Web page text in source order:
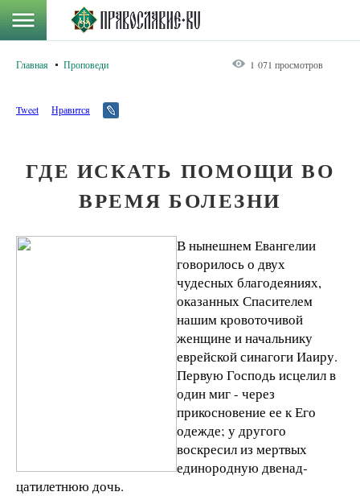
Главная Проповеди 1 071 просмотров
Tweet Нравится
ГДЕ ИСКАТЬ ПОМОЩИ ВО
ВРЕМЯ БОЛЕЗНИ
В нынешнем Евангелии
говорилось о двух
чудесных благо­деяниях,
оказанных Спасителем
нашим кровоточивой
женщине и начальнику
еврейской синагоги Иаиру.
Первую Господь исцелил в
один миг - через
прикосновение ее к Его
одежде; у другого
воскресил из мертвых
единородную двенад­
цатилетнюю дочь.